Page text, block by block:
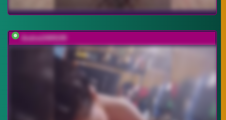
Andrei2409199